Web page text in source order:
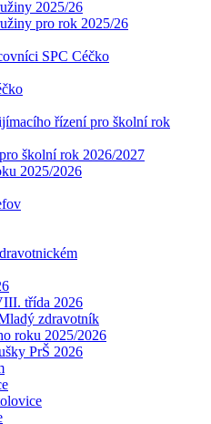
2025/26
pro rok 2025/26
SPC Céčko
řízení pro školní rok
školní rok 2026/2027
2025/2026
třída 2026
zdravotník
roku 2025/2026
PrŠ 2026